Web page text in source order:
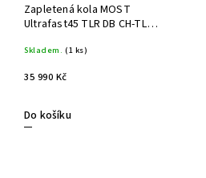
Zapletená kola MOST
Ultrafast45 TLR DB CH-TL
Skladem. (1 ks)
35 990 Kč
Do košíku